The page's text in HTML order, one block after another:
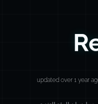
updated over 1 year